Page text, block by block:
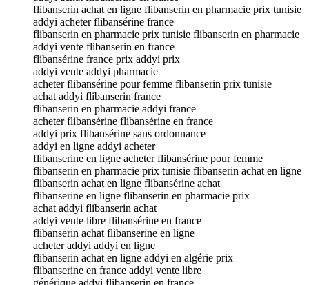
flibanserin achat en ligne flibanserin en pharmacie prix tunisie
addyi acheter flibansérine france
flibanserin en pharmacie prix tunisie flibanserin en pharmacie
addyi vente flibanserin en france
flibansérine france prix addyi prix
addyi vente addyi pharmacie
acheter flibansérine pour femme flibanserin prix tunisie
achat addyi flibanserin france
flibanserin en pharmacie addyi france
acheter flibansérine flibansérine en france
addyi prix flibansérine sans ordonnance
addyi en ligne addyi acheter
flibanserine en ligne acheter flibansérine pour femme
flibanserin en pharmacie prix tunisie flibanserin achat en ligne
flibanserin achat en ligne flibansérine achat
flibanserine en ligne flibanserin en pharmacie prix
achat addyi flibanserin achat
addyi vente libre flibansérine en france
flibanserin achat flibanserine en ligne
acheter addyi addyi en ligne
flibanserin achat en ligne addyi en algérie prix
flibanserine en france addyi vente libre
générique addyi flibanserin en france